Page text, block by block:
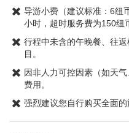
导游小费（建议标准：6纽
小时，超时服务费为150纽
行程中未含的午晚餐、往
目。
因非人力可控因素（如天
费用。
强烈建议您自行购买全面的